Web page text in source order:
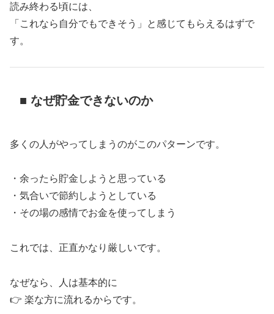
読み終わる頃には、
「これなら自分でもできそう」と感じてもらえるはずで
す。
■ なぜ貯金できないのか
多くの人がやってしまうのがこのパターンです。
・余ったら貯金しようと思っている
・気合いで節約しようとしている
・その場の感情でお金を使ってしまう
これでは、正直かなり厳しいです。
なぜなら、人は基本的に
👉 楽な方に流れるからです。